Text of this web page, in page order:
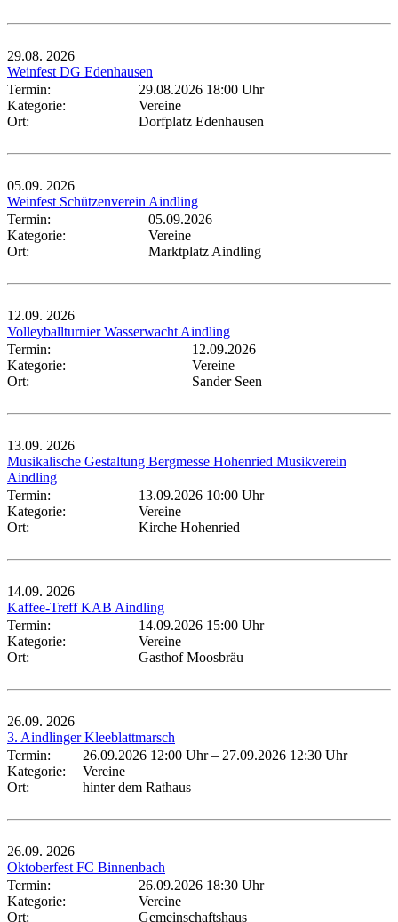
29.08. 2026
Weinfest DG Edenhausen
Termin:
29.08.2026 18:00 Uhr
Kategorie:
Vereine
Ort:
Dorfplatz Edenhausen
05.09. 2026
Weinfest Schützenverein Aindling
Termin:
05.09.2026
Kategorie:
Vereine
Ort:
Marktplatz Aindling
12.09. 2026
Volleyballturnier Wasserwacht Aindling
Termin:
12.09.2026
Kategorie:
Vereine
Ort:
Sander Seen
13.09. 2026
Musikalische Gestaltung Bergmesse Hohenried Musikverein
Aindling
Termin:
13.09.2026 10:00 Uhr
Kategorie:
Vereine
Ort:
Kirche Hohenried
14.09. 2026
Kaffee-Treff KAB Aindling
Termin:
14.09.2026 15:00 Uhr
Kategorie:
Vereine
Ort:
Gasthof Moosbräu
26.09. 2026
3. Aindlinger Kleeblattmarsch
Termin:
26.09.2026 12:00 Uhr– 27.09.2026 12:30 Uhr
Kategorie:
Vereine
Ort:
hinter dem Rathaus
26.09. 2026
Oktoberfest FC Binnenbach
Termin:
26.09.2026 18:30 Uhr
Kategorie:
Vereine
Ort:
Gemeinschaftshaus